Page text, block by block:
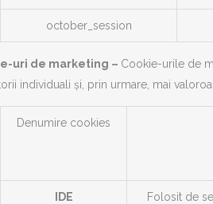
october_session
uri de marketing – Cookie-urile de
individuali și, prin urmare, mai
Denumire cookies
IDE
Folosit de